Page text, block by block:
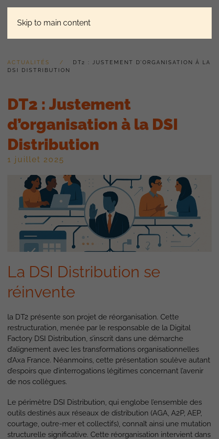
Skip to main content
ACTUALITÉS
DT2 : JUSTEMENT D’ORGANISATION À LA
DSI DISTRIBUTION
DT2 : Justement
d’organisation à la DSI
Distribution
1 juillet 2025
La DSI Distribution se
réinvente
la DT2 présente son projet de réorganisation. Cette
restructuration, menée par le responsable de la Digital
Factory DSI Distribution, s’inscrit dans une démarche
d’alignement avec les transformations organisationnelles
d’Axa France. Néanmoins, cette présentation soulève autant
d’espoirs que d’interrogations légitimes concernant l’avenir
de nos collègues.
Le périmètre DSI Distribution, qui englobe l’ensemble des
outils destinés aux réseaux de distribution (AGA, A2P, AEP,
courtage, outre-mer et collectifs), connaît ainsi une mutation
structurelle significative. Cette réorganisation intervient dans